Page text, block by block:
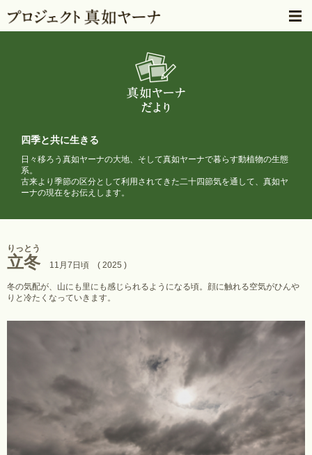
四季と共に生きる
日々移ろう真如ヤーナの大地、そして真如ヤーナで暮らす動植物の生態
系。
古来より季節の区分として利用されてきた二十四節気を通して、 真如ヤ
ーナの現在をお伝えします。
立冬
りっとう
11月7日頃 ( 2025 )
冬の気配が、山にも里にも感じられるようになる頃。顔に触れる空気がひんや
りと冷たくなっていきます。